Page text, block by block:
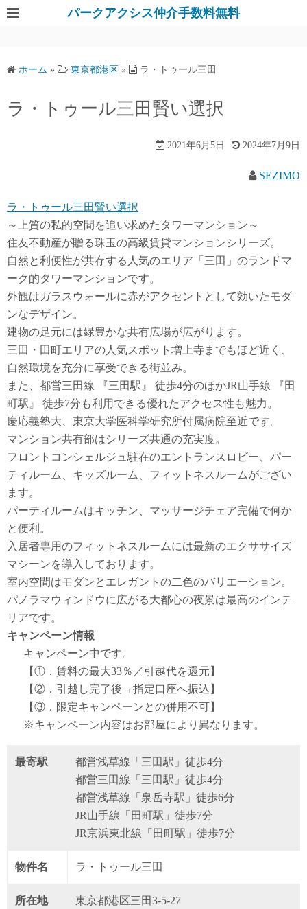
パークアクシス仲介手数料無料
ホーム » 東京都港区 » ラ・トゥール三田
ラ・トゥール三田賢い選択
2021年6月5日 2024年7月9日
SEZIMO
ラ・トゥール三田賢い選択
～上質の私的空間を追い求めたタワーマンション～
住友不動産が贈る珠玉の高級賃貸マンションシリーズ。
自然と利便性が共存する人気のエリア「三田」のランドマ
ーク的タワーマンションです。
外観はガラスウォールに赤がアクセントとして効いたモダ
ンなデザイン。
建物の足元には緑豊かな共有広場が広がります。
三田・田町エリアの人気スポット増上寺までもほど近く、
自然環境を充分に享受できる街並み。
また、都営三田線 『三田駅』 徒歩4分のほかJR山手線 『田
町駅』 徒歩7分も利用できる優れたアクセス性も魅力。
慶応義塾大、東京大学医科学研究所付属病院至近です。
マンション共有部はシリーズ共通の充実度。
フロントコンシェルジュ駐在のエントランスロビー、パー
ティルーム、キッズルーム、フィットネスルームがござい
ます。
パーティルームはキッチン、マッサージチェア完備で何か
と便利。
入居者専用のフィットネスルームには最新のエクササイズ
マシーンを導入しております。
室内空間はモダンとエレガントの二色のバリエーション。
パノラマウィンドウに広がる大都心の夜景は最高のインテ
リアです。
キャンペーン情報
キャンペーン中です。
【①．賃料の最大33％／引越代を還元】
【②．引越し完了後→指定口座へ振込】
【③．限定キャンペーンとの併用不可】
※キャンペーン内容はお部屋により異なります。
最寄駅
都営浅草線「三田駅」徒歩4分
都営三田線「三田駅」徒歩4分
都営浅草線「泉岳寺駅」徒歩6分
JR山手線「田町駅」徒歩7分
JR京浜東北線「田町駅」徒歩7分
物件名 ラ・トゥール三田
所在地 東京都港区三田3-5-27